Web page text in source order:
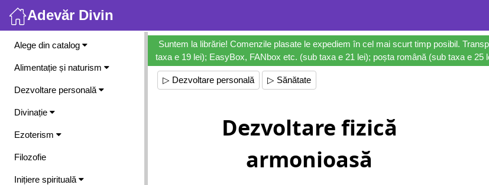
Adevăr Divin
Meniu
Alege din catalog
Alimentație și naturism
Dezvoltare personală
Divinație
Ezoterism
Filozofie
Inițiere spirituală
Suntem la librărie! Comenzile plasate le expediem în cel mai scurt timp posibil.
taxa e 19 lei); EasyBox, FANbox etc. (sub taxa e 21 lei); poșta română (sub taxa e
▷ Dezvoltare personală ▷ Sănătate
Dezvoltare fizică
armonioasă